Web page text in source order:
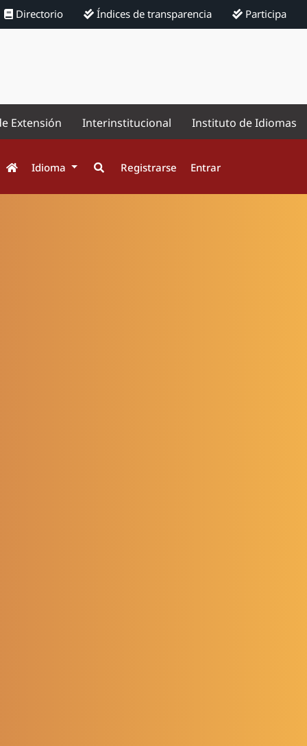
Directorio Índices de transparencia Participa
Extensión Interinstitucional Instituto de Idiomas
Idioma Registrarse Entrar